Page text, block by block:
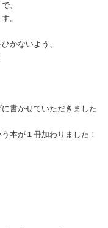
、
。
かないよう、
書かせていただきました
本が１冊加わりました！